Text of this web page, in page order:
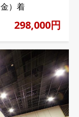
）着
298,000円